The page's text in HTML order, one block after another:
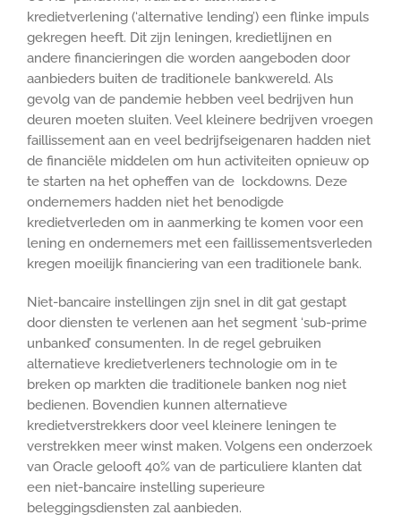
kredietverlening (‘alternative lending’) een flinke impuls
gekregen heeft. Dit zijn leningen, kredietlijnen en
andere financieringen die worden aangeboden door
aanbieders buiten de traditionele bankwereld. Als
gevolg van de pandemie hebben veel bedrijven hun
deuren moeten sluiten. Veel kleinere bedrijven vroegen
faillissement aan en veel bedrijfseigenaren hadden niet
de financiële middelen om hun activiteiten opnieuw op
te starten na het opheffen van de lockdowns. Deze
ondernemers hadden niet het benodigde
kredietverleden om in aanmerking te komen voor een
lening en ondernemers met een faillissementsverleden
kregen moeilijk financiering van een traditionele bank.
Niet-bancaire instellingen zijn snel in dit gat gestapt
door diensten te verlenen aan het segment ‘sub-prime
unbanked’ consumenten. In de regel gebruiken
alternatieve kredietverleners technologie om in te
breken op markten die traditionele banken nog niet
bedienen. Bovendien kunnen alternatieve
kredietverstrekkers door veel kleinere leningen te
verstrekken meer winst maken. Volgens een onderzoek
van Oracle gelooft 40% van de particuliere klanten dat
een niet-bancaire instelling superieure
beleggingsdiensten zal aanbieden.